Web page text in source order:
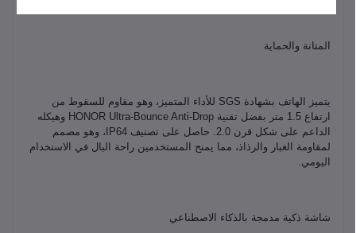
المتانة والحماية
يتميز الهاتف بشهادة SGS للأداء المتميز، وهو مقاوم للسقوط من
ارتفاع 1.5 متر بفضل تقنية HONOR Ultra-Bounce Anti-Drop وهيكله
الداعم على شكل قرن 2.0. حاصل على تصنيف IP64، وهو مصمم
لمقاومة الغبار والرذاذ، مما يمنح المستخدمين راحة البال في الاستخدام
اليومي.
شاشة ذكية مدمجة بالذكاء الاصطناعي